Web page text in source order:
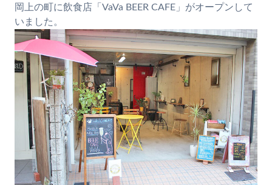
岡上の町に飲食店「VaVa BEER CAFE」がオープンして
いました。